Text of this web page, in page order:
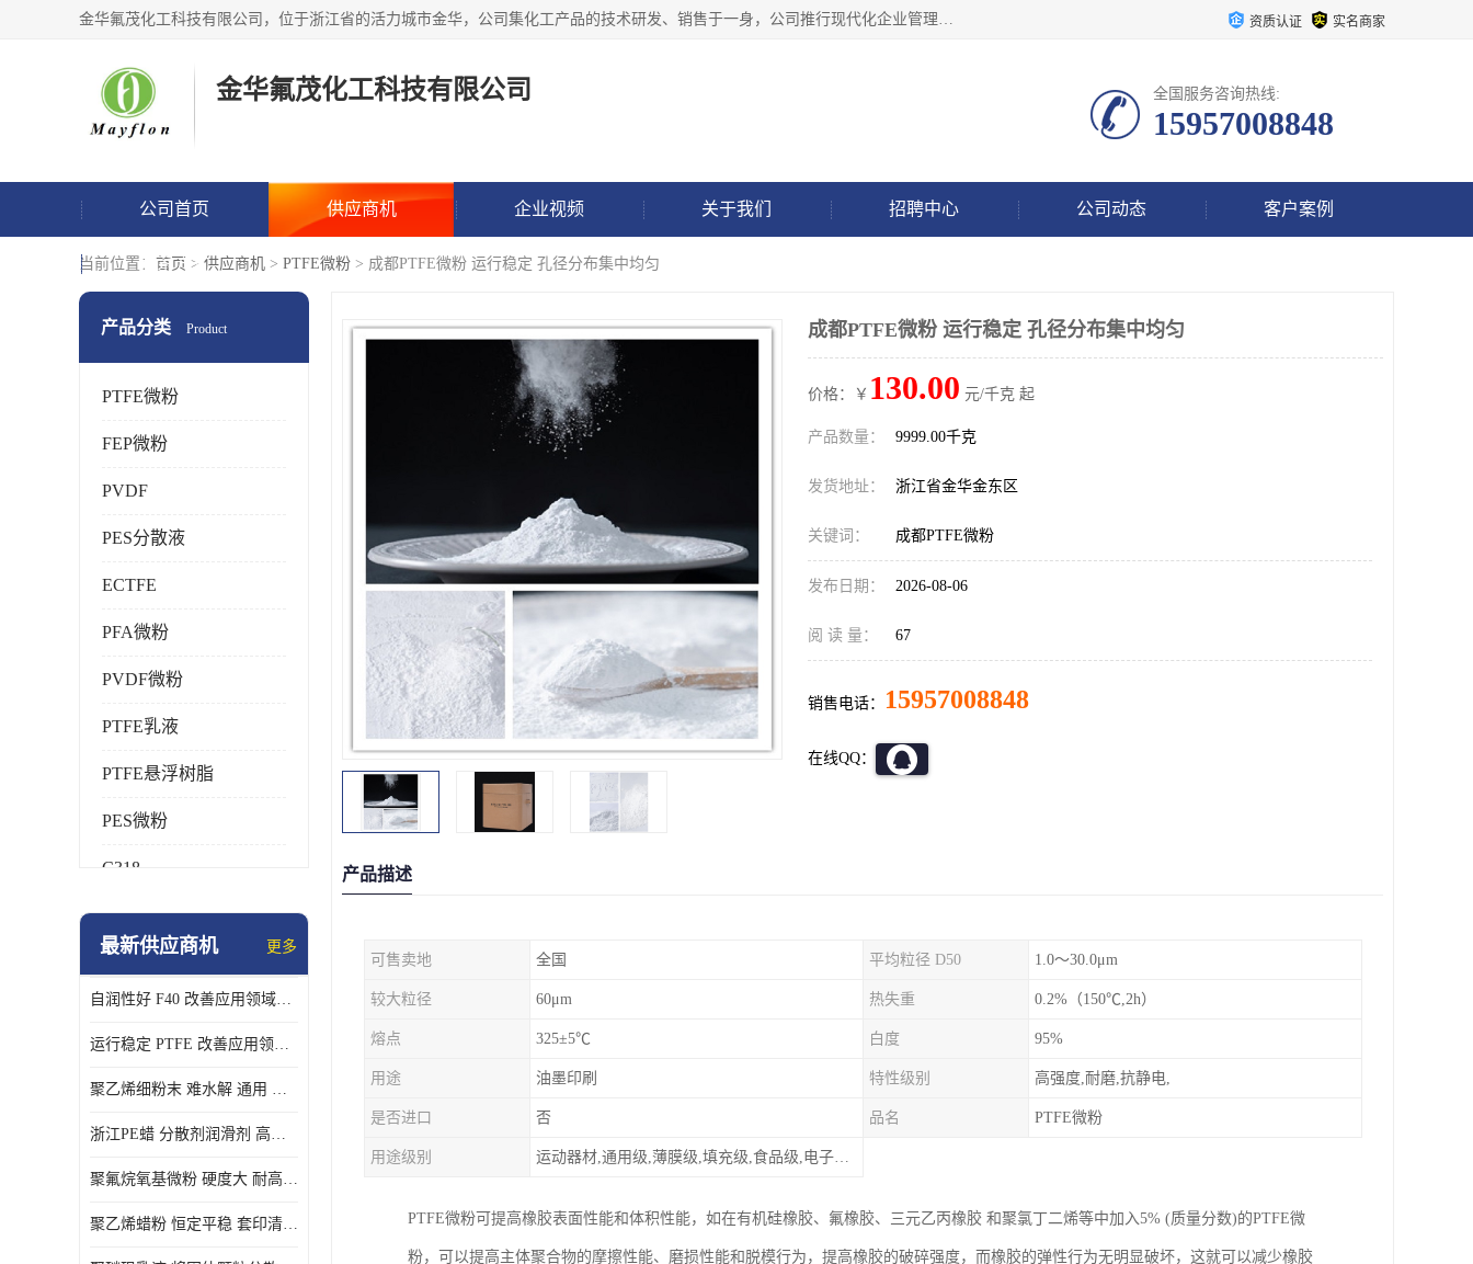
金华氟茂化工科技有限公司，位于浙江省的活力城市金华，公司集化工产品的技术研发、销售于一身，公司推行现代化企业管理理念，公司成立以来吸引了一批技术、业务、能力良好的科技人才，为多种产品的推广流通搭建良好的服务平台。我公司主要经营产品包括：PTFE微粉、FEP微粉、ECTFE、PES微粉等，这些产品由于具有、耐腐蚀、耐高温等性能而广泛应用于许多领域。 资质认证 实名商家
金华氟茂化工科技有限公司 全国服务咨询热线:
15957008848
公司首页 供应商机 企业视频 关于我们 招聘中心 公司动态 客户案例
联系方式
当前位置： 首页 > 供应商机 > PTFE微粉 > 成都PTFE微粉 运行稳定 孔径分布集中均匀
产品分类 Product
PTFE微粉
FEP微粉
PVDF
PES分散液
ECTFE
PFA微粉
PVDF微粉
PTFE乳液
PTFE悬浮树脂
PES微粉
C318
HFP
PE蜡粉
PE改性蜡粉
最新供应商机 更多
自润性好 F40 改善应用领域的耐热性 滑润性
运行稳定 PTFE 改善应用领域的耐热性 滑润性
聚乙烯细粉末 难水解 通用 氟茂
浙江PE蜡 分散剂润滑剂 高低熔点
聚氟烷氧基微粉 硬度大 耐高温性能好 良好的不粘性 功能性涂料
聚乙烯蜡粉 恒定平稳 套印清漆 无毒
成都PTFE微粉 运行稳定 孔径分布集中均匀
价格：￥ 130.00 元/千克 起
产品数量： 9999.00千克
发货地址： 浙江省金华金东区
关键词： 成都PTFE微粉
发布日期： 2026-08-06
阅 读 量： 67
销售电话： 15957008848
在线QQ：
产品描述
可售卖地 全国 平均粒径 D50 1.0～30.0μm
较大粒径 60μm 热失重 0.2%（150℃,2h）
熔点 325±5℃ 白度 95%
用途 油墨印刷 特性级别 高强度,耐磨,抗静电,
是否进口 否 品名 PTFE微粉
用途级别 运动器材,通用级,薄膜级,填充级,食品级,电子电器部件
PTFE微粉可提高橡胶表面性能和体积性能，如在有机硅橡胶、氟橡胶、三元乙丙橡胶 和聚氯丁二烯等中加入5% (质量分数)的PTFE微
粉，可以提高主体聚合物的摩擦性能、磨损性能和脱模行为，提高橡胶的破碎强度，而橡胶的弹性行为无明显破坏，这就可以减少橡胶